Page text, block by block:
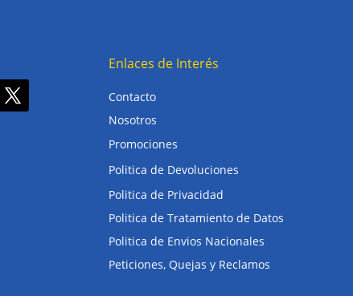
Enlaces de Interés
Contacto
Nosotros
Promociones
Politica de Devoluciones
Politica de Privacidad
Politica de Tratamiento de Datos
Politica de Envios Nacionales
Peticiones, Quejas y Reclamos